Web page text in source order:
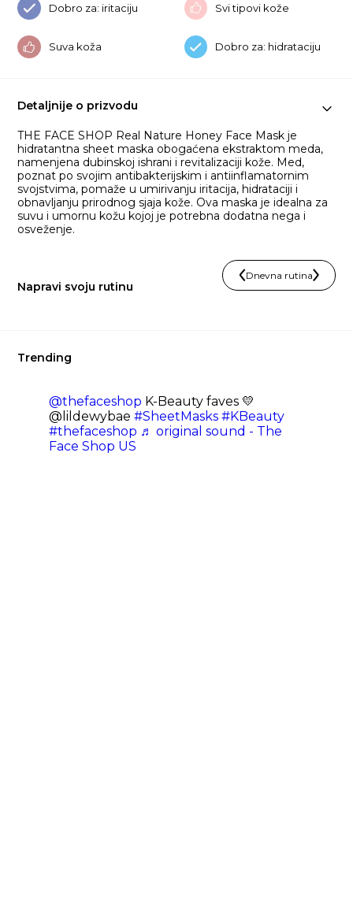
Dobro za: iritaciju Svi tipovi kože
Suva koža Dobro za: hidrataciju
Detaljnije o prizvodu
THE FACE SHOP Real Nature Honey Face Mask je
hidratantna sheet maska obogaćena ekstraktom meda,
namenjena dubinskoj ishrani i revitalizaciji kože. Med,
poznat po svojim antibakterijskim i antiinflamatornim
svojstvima, pomaže u umirivanju iritacija, hidrataciji i
obnavljanju prirodnog sjaja kože. Ova maska je idealna za
suvu i umornu kožu kojoj je potrebna dodatna nega i
osveženje.
Napravi svoju rutinu
Dnevna rutina
Trending
@thefaceshop K-Beauty faves 💛
@lildewybae#SheetMasks #KBeauty
#thefaceshop ♬ original sound - The
Face Shop US